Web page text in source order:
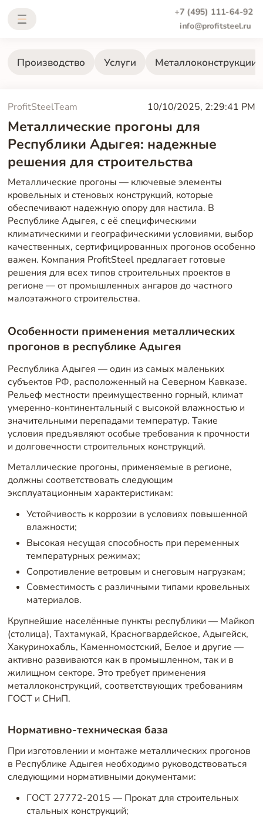
+7 (495) 111-64-92
info@profitsteel.ru
Производство Услуги Металлоконструкции
ProfitSteelTeam 10/10/2025, 2:29:41 PM
Металлические прогоны для
Республики Адыгея: надежные
решения для строительства
Металлические прогоны — ключевые элементы
кровельных и стеновых конструкций, которые
обеспечивают надежную опору для настила. В
Республике Адыгея, с её специфическими
климатическими и географическими условиями, выбор
качественных, сертифицированных прогонов особенно
важен. Компания ProfitSteel предлагает готовые
решения для всех типов строительных проектов в
регионе — от промышленных ангаров до частного
малоэтажного строительства.
Особенности применения металлических
прогонов в республике Адыгея
Республика Адыгея — один из самых маленьких
субъектов РФ, расположенный на Северном Кавказе.
Рельеф местности преимущественно горный, климат
умеренно-континентальный с высокой влажностью и
значительными перепадами температур. Такие
условия предъявляют особые требования к прочности
и долговечности строительных конструкций.
Металлические прогоны, применяемые в регионе,
должны соответствовать следующим
эксплуатационным характеристикам:
Устойчивость к коррозии в условиях повышенной
влажности;
Высокая несущая способность при переменных
температурных режимах;
Сопротивление ветровым и снеговым нагрузкам;
Совместимость с различными типами кровельных
материалов.
Крупнейшие населённые пункты республики — Майкоп
(столица), Тахтамукай, Красногвардейское, Адыгейск,
Хакуринохабль, Каменномостский, Белое и другие —
активно развиваются как в промышленном, так и в
жилищном секторе. Это требует применения
металлоконструкций, соответствующих требованиям
ГОСТ и СНиП.
Нормативно-техническая база
При изготовлении и монтаже металлических прогонов
в Республике Адыгея необходимо руководствоваться
следующими нормативными документами:
ГОСТ 27772-2015 — Прокат для строительных
стальных конструкций;